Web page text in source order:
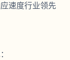
速度行业领先